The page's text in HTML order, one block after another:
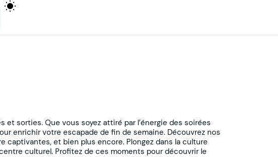
sorties. Que vous soyez attiré par l’énergie des soirées
enrichir votre escapade de fin de semaine. Découvrez nos
captivantes, et bien plus encore. Plongez dans la culture
culturel. Profitez de ces moments pour découvrir le